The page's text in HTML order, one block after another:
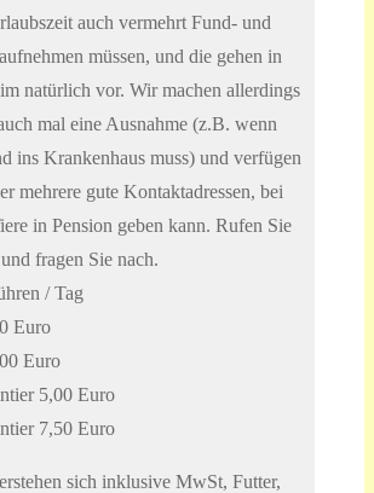
auch vermehrt Fund- und
müssen, und die gehen in
natürlich vor. Wir machen allerdings
mal eine Ausnahme (z.B. wenn
ins Krankenhaus muss) und verfügen
mehrere gute Kontaktadressen, bei
in Pension geben kann. Rufen Sie
fragen Sie nach.
/ Tag
Euro
Euro
5,00 Euro
7,50 Euro
sich inklusive MwSt, Futter,